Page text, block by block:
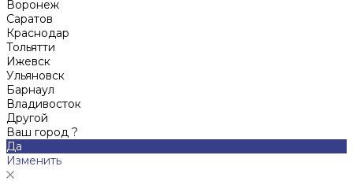
Воронеж
Саратов
Краснодар
Тольятти
Ижевск
Ульяновск
Барнаул
Владивосток
Другой
Ваш город ?
Да
Изменить